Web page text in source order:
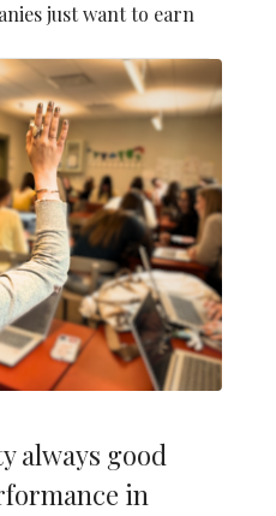
just want to earn
always good
in